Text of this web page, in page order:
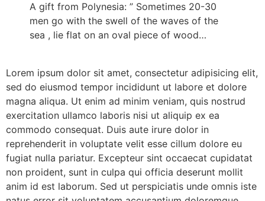
A gift from Polynesia: ” Sometimes 20-30
men go with the swell of the waves of the
sea , lie flat on an oval piece of wood…
Lorem ipsum dolor sit amet, consectetur adipisicing elit,
sed do eiusmod tempor incididunt ut labore et dolore
magna aliqua. Ut enim ad minim veniam, quis nostrud
exercitation ullamco laboris nisi ut aliquip ex ea
commodo consequat. Duis aute irure dolor in
reprehenderit in voluptate velit esse cillum dolore eu
fugiat nulla pariatur. Excepteur sint occaecat cupidatat
non proident, sunt in culpa qui officia deserunt mollit
anim id est laborum. Sed ut perspiciatis unde omnis iste